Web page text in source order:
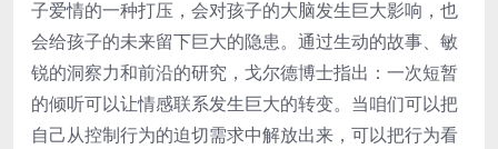
子爱情的一种打压，会对孩子的大脑发生巨大影响，也
会给孩子的未来留下巨大的隐患。通过生动的故事、敏
锐的洞察力和前沿的研究，戈尔德博士指出：一次短暂
的倾听可以让情感联系发生巨大的转变。当咱们可以把
自己从控制行为的迫切需求中解放出来，可以把行为看